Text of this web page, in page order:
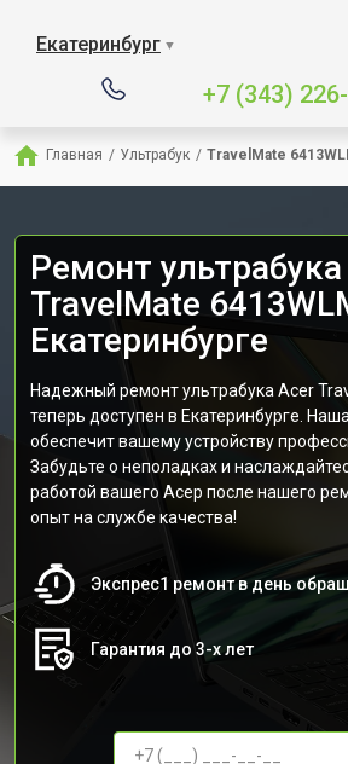
Екатеринбург ▼
+7 (343)
Главная / Ультрабук / TravelMate
Ремонт
TravelMate
Екатеринбурге
Надежный ремонт ультрабука Acer
теперь доступен в Екатеринбурге.
обеспечит вашему устройству
Забудьте о неполадках и
работой вашего Асер после нашего
опыт на службе качества!
Экспрес1 ремонт в день
Гарантия до 3-х лет